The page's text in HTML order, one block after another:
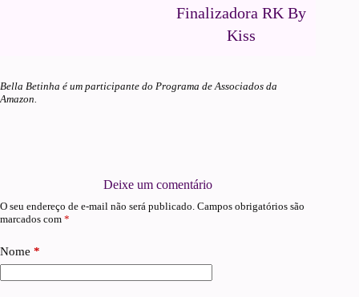
Finalizadora RK By
Kiss
Bella Betinha é um participante do Programa de Associados da
Amazon.
Deixe um comentário
O seu endereço de e-mail não será publicado. Campos obrigatórios são
marcados com *
Nome *